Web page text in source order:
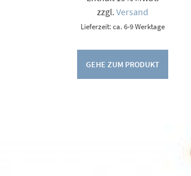
zzgl. Versand
Lieferzeit: ca. 6-9 Werktage
GEHE ZUM PRODUKT